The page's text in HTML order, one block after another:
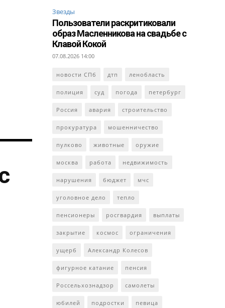
Звезды
Пользователи раскритиковали
образ Масленникова на свадьбе с
Клавой Кокой
07.08.2026 14:00
новости СПб дтп ленобласть
полиция суд погода петербург
Россия авария строительство
прокуратура мошенничество
пулково животные оружие
москва работа недвижимость
нарушения бюджет мчс
уголовное дело тепло
пенсионеры росгвардия выплаты
закрытие космос ограничения
ущерб Александр Колесов
фигурное катание пенсия
Россельхознадзор самолеты
юбилей подростки певица